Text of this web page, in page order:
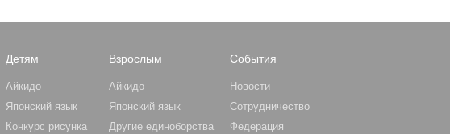
Детям
Айкидо
Японский язык
Конкурс рисунка
Взрослым
Айкидо
Японский язык
Другие единоборства
События
Новости
Сотрудничество
Федерация